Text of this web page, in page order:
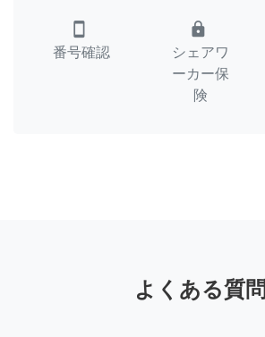
smartphone
番号確認
lock
シェアワ
ーカー保
険
よくある質問